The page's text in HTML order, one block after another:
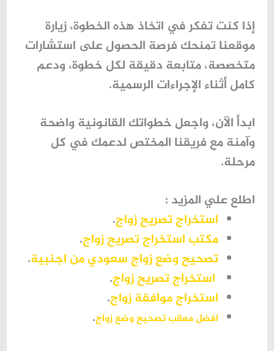
إذا كنت تفكر في اتخاذ هذه الخطوة، زيارة
موقعنا تمنحك فرصة الحصول على استشارات
متخصصة، متابعة دقيقة لكل خطوة، ودعم
كامل أثناء الإجراءات الرسمية.
ابدأ الآن، واجعل خطواتك القانونية واضحة
وآمنة مع فريقنا المختص لدعمك في كل
مرحلة.
اطلع علي المزيد :
استخراج تصريح زواج.
مكتب استخراج تصريح زواج.
تصحيح وضع زواج سعودي من اجنبية.
استخراج تصريح زواج.
استخراج موافقة زواج.
افضل معقب تصحيح وضع زواج.